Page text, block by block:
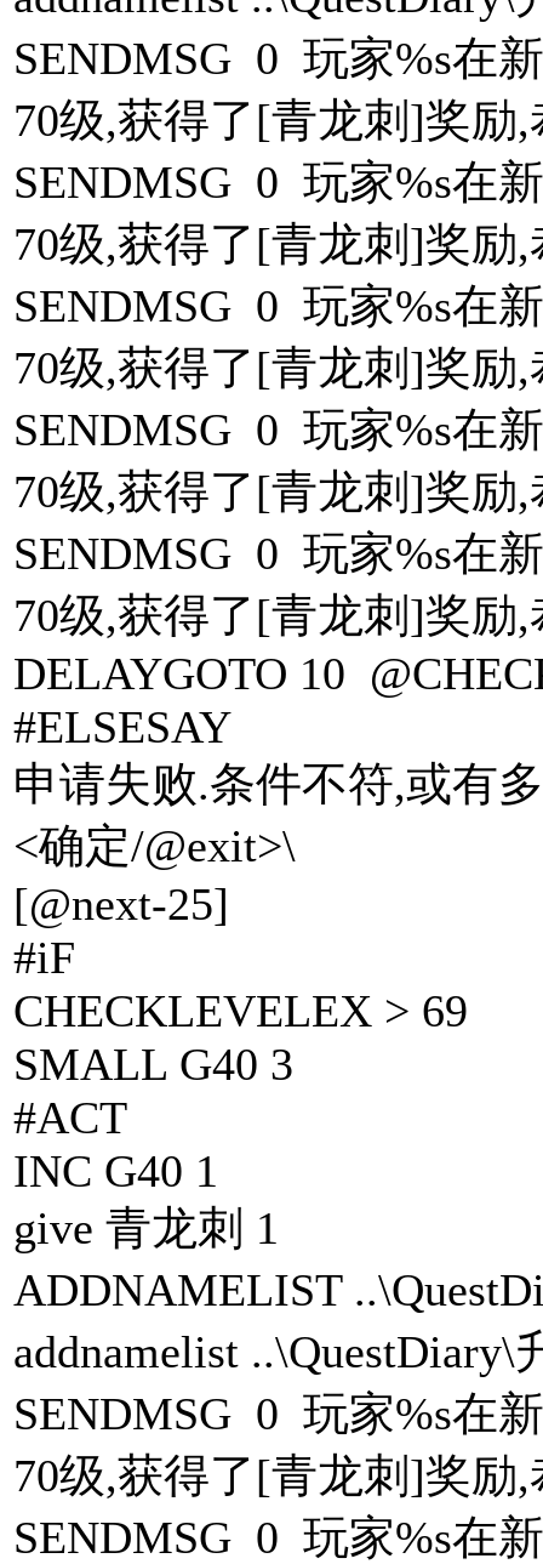
SENDMSG 0 玩家%s在
70级,获得了[青龙刺]奖励
SENDMSG 0 玩家%s在
70级,获得了[青龙刺]奖励
SENDMSG 0 玩家%s在
70级,获得了[青龙刺]奖励
SENDMSG 0 玩家%s在
70级,获得了[青龙刺]奖励
SENDMSG 0 玩家%s在
70级,获得了[青龙刺]奖励
DELAYGOTO 10
#ELSESAY
申请失败.条件不符,或有
<确定/@exit>\
[@next-25]
#iF
CHECKLEVELEX > 69
SMALL G40 3
#ACT
INC G40 1
give 青龙刺 1
ADDNAMELIST
addnamelist
SENDMSG 0 玩家%s在
70级,获得了[青龙刺]奖励
SENDMSG 0 玩家%s在